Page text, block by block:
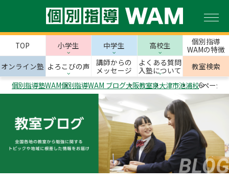
TOP 小学生 中学生 高校生
個別指導
WAMの特徴
オンライン塾 よろこびの声
講師からの
メッセージ
よくある質問
入塾について
教室検索
個別指導塾WAM個別指導WAM ブログ大阪教室泉大津市池浦校6ページ目